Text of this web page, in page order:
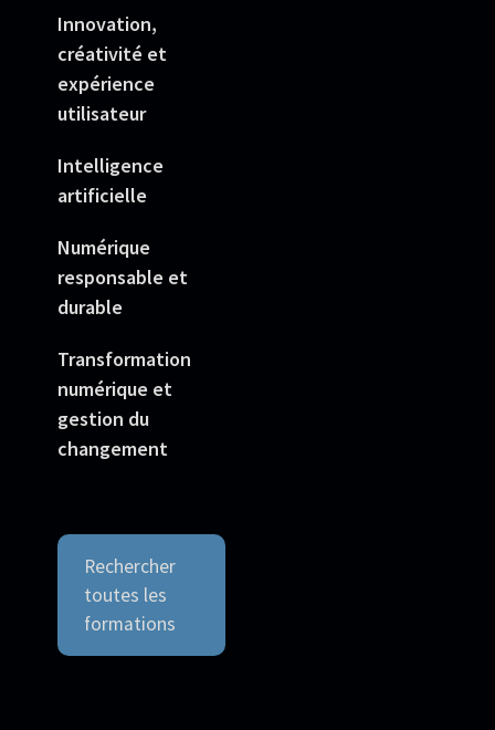
Innovation,
créativité et
expérience
utilisateur
Intelligence
artificielle
Numérique
responsable et
durable
Transformation
numérique et
gestion du
changement
Rechercher
toutes les
formations